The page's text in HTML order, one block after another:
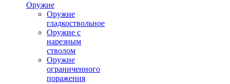
Оружие
Оружие
гладкоствольное
Оружие с
нарезным
стволом
Оружие
ограниченного
поражения